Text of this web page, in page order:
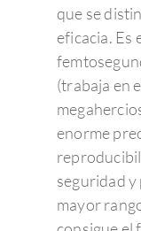
que se
eficacia. Es
(trabaja en
enorme
seguridad
mayor